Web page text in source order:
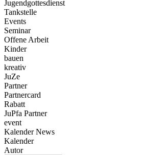
Jugendgottesdienst
Tankstelle
Events
Seminar
Offene Arbeit
Kinder
bauen
kreativ
JuZe
Partner
Partnercard
Rabatt
JuPfa Partner
event
Kalender News
Kalender
Autor